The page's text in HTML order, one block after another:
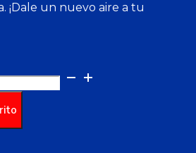
¡Dale un nuevo aire a tu